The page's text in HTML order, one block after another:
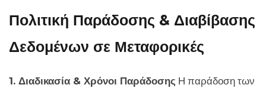
Πολιτική Παράδοσης & Διαβίβασης
Δεδομένων σε Μεταφορικές
1. Διαδικασία & Χρόνοι Παράδοσης Η παράδοση των